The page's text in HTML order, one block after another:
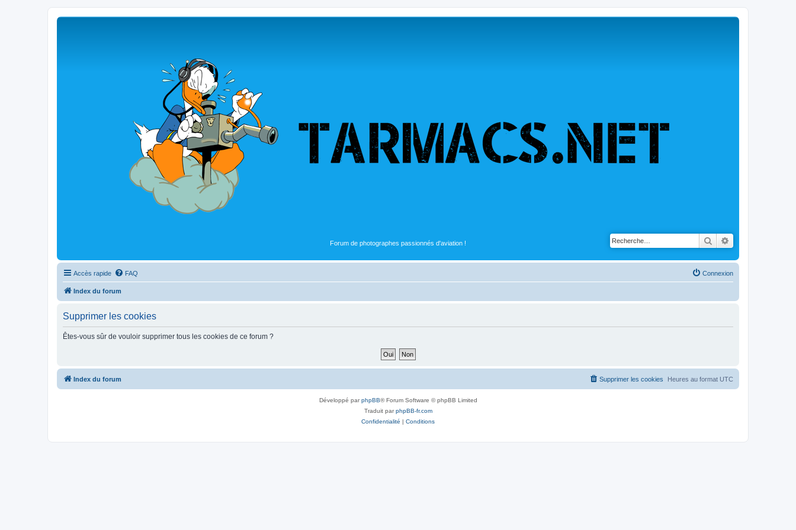
Forum de photographes passionnés d'aviation ! Rechercher
Accès rapide FAQ Connexion
Index du forum
Supprimer les cookies
Êtes-vous sûr de vouloir supprimer tous les cookies de ce forum ?
Index du forum Heures au format UTC
Supprimer les cookies
Développé parphpBB® Forum Software © phpBB Limited
Traduit parphpBB-fr.com
Confidentialité | Conditions